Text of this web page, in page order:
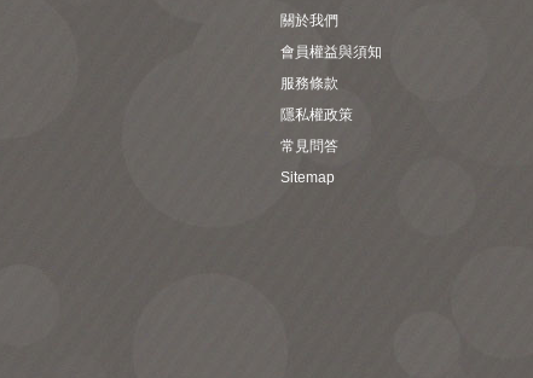
關於我們
會員權益與須知
服務條款
隱私權政策
常見問答
Sitemap